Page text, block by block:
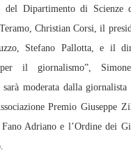
Dipartimento di Scienze
Christian Corsi, il
Stefano Pallotta, e il
il giornalismo”,
sarà moderata dalla
Premio Giuseppe
Adriano e l’Ordine dei